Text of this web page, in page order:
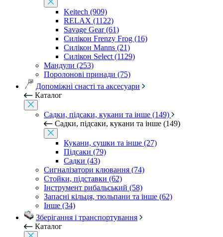
Keitech (909)
RELAX (1122)
Savage Gear (61)
Силікон Frenzy Frog (16)
Силікон Manns (21)
Силікон Select (1129)
Мандули (253)
Поролонові принади (75)
Допоміжні снасті та аксесуари
Каталог
Садки, підсаки, кукани та інше (149)
Садки, підсаки, кукани та інше (149)
Кукани, сушки та інше (27)
Підсаки (79)
Садки (43)
Сигналізатори клювання (74)
Стойки, підставки (62)
Інструмент рибальський (58)
Запасні кільця, тюльпани та інше (62)
Інше (34)
Зберігання і транспортування
Каталог